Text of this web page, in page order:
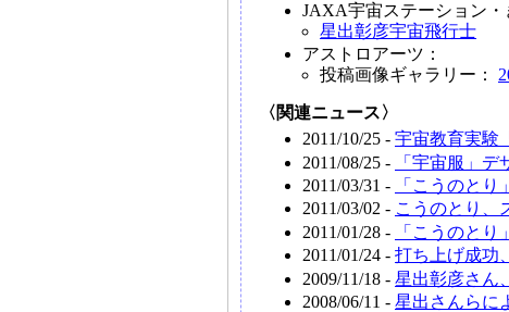
JAXA宇宙ステーション・
星出彰彦宇宙飛行士
アストロアーツ：
投稿画像ギャラリー：
〈関連ニュース〉
2011/10/25 - 宇宙教育実験
2011/08/25 -
「宇宙服」
2011/03/31 -
「こうのと
2011/03/02 - こうのとり、
2011/01/28 -
「こうのと
2011/01/24 - 打ち上げ成功
2009/11/18 - 星出彰彦さん
2008/06/11 - 星出さんらに